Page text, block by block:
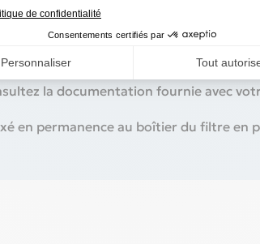
après 2 semaines d'utilisation
tôt s'ils semblent endommagés.
la documentation fournie avec
en permanence au boîtier du filtre en